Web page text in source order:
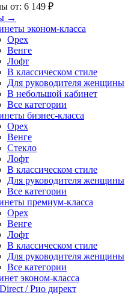
от: 6 149 ₽
→
эконом-класса
Орех
Венге
Лофт
В классическом стиле
Для руководителя женщины
В небольшой кабинет
Все категории
бизнес-класса
Орех
Венге
Стекло
Лофт
В классическом стиле
Для руководителя женщины
Все категории
премиум-класса
Орех
Венге
Лофт
В классическом стиле
Для руководителя женщины
Все категории
эконом-класса
/ Рио директ